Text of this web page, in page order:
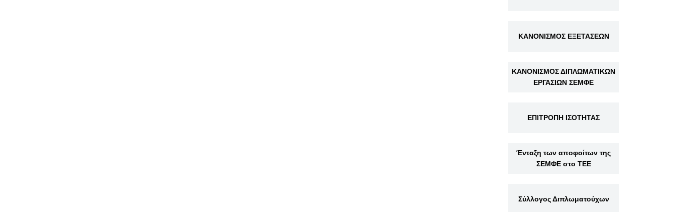
ΚΑΝΟΝΙΣΜΟΣ ΕΞΕΤΑΣΕΩΝ
ΚΑΝΟΝΙΣΜΟΣ ΔΙΠΛΩΜΑΤΙΚΩΝ
ΕΡΓΑΣΙΩΝ ΣΕΜΦΕ
ΕΠΙΤΡΟΠΗ ΙΣΟΤΗΤΑΣ
Ένταξη των αποφοίτων της
ΣΕΜΦΕ στο ΤΕΕ
Σύλλογος Διπλωματούχων